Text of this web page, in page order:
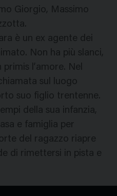
Giorgio, Massimo
è un ex agente dei
Non ha più slanci,
l’amore. Nel
sul luogo
suo figlio trentenne.
della sua infanzia,
e famiglia per
del ragazzo riapre
di rimettersi in pista e